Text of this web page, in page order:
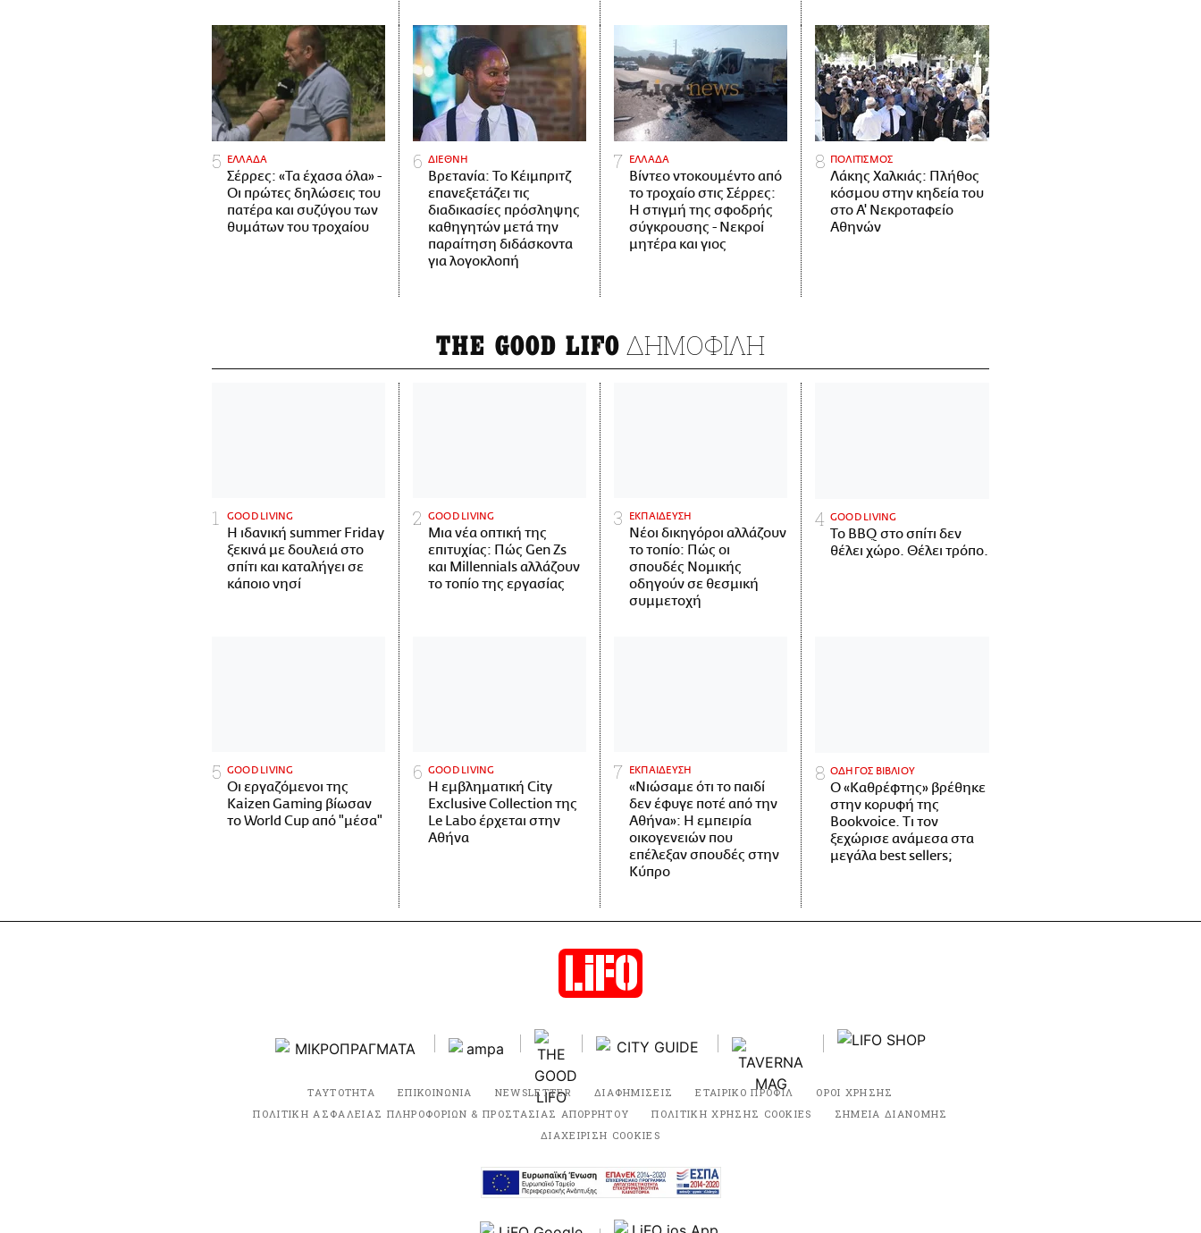
ΕΛΛΑΔΑ
Σέρρες: «Τα έχασα όλα» -
Οι πρώτες δηλώσεις του
πατέρα και συζύγου των
θυμάτων του τροχαίου
ΔΙΕΘΝΗ
Βρετανία: Το Κέιμπριτζ
επανεξετάζει τις
διαδικασίες πρόσληψης
καθηγητών μετά την
παραίτηση διδάσκοντα
για λογοκλοπή
ΕΛΛΑΔΑ
Βίντεο ντοκουμέντο από
το τροχαίο στις Σέρρες:
Η στιγμή της σφοδρής
σύγκρουσης - Νεκροί
μητέρα και γιος
ΠΟΛΙΤΙΣΜΟΣ
Λάκης Χαλκιάς: Πλήθος
κόσμου στην κηδεία του
στο Α' Νεκροταφείο
Αθηνών
THE GOOD LIFO ΔΗΜΟΦΙΛΗ
GOOD LIVING
Η ιδανική summer Friday
ξεκινά με δουλειά στο
σπίτι και καταλήγει σε
κάποιο νησί
GOOD LIVING
Μια νέα οπτική της
επιτυχίας: Πώς Gen Zs
και Millennials αλλάζουν
το τοπίο της εργασίας
ΕΚΠΑΙΔΕΥΣΗ
Νέοι δικηγόροι αλλάζουν
το τοπίο: Πώς οι
σπουδές Νομικής
οδηγούν σε θεσμική
συμμετοχή
GOOD LIVING
Το BBQ στο σπίτι δεν
θέλει χώρο. Θέλει τρόπο.
GOOD LIVING
Οι εργαζόμενοι της
Kaizen Gaming βίωσαν
το World Cup από "μέσα"
GOOD LIVING
Η εμβληματική City
Exclusive Collection της
Le Labo έρχεται στην
Αθήνα
ΕΚΠΑΙΔΕΥΣΗ
«Νιώσαμε ότι το παιδί
δεν έφυγε ποτέ από την
Αθήνα»: Η εμπειρία
οικογενειών που
επέλεξαν σπουδές στην
Κύπρο
ΟΔΗΓΟΣ ΒΙΒΛΙΟΥ
Ο «Καθρέφτης» βρέθηκε
στην κορυφή της
Bookvoice. Τι τον
ξεχώρισε ανάμεσα στα
μεγάλα best sellers;
ΤΑΥΤΟΤΗΤΑ ΕΠΙΚΟΙΝΩΝΙΑ NEWSLETTER ΔΙΑΦΗΜΙΣΕΙΣ ΕΤΑΙΡΙΚΟ ΠΡΟΦΙΛ
ΟΡΟΙ ΧΡΗΣΗΣ
ΠΟΛΙΤΙΚΗ ΑΣΦΑΛΕΙΑΣ ΠΛΗΡΟΦΟΡΙΩΝ & ΠΡΟΣΤΑΣΙΑΣ ΑΠΟΡΡΗΤΟΥ
ΠΟΛΙΤΙΚΗ ΧΡΗΣΗΣ COOKIES
ΣΗΜΕΙΑ ΔΙΑΝΟΜΗΣ
ΔΙΑΧΕΙΡΙΣΗ COOKIES